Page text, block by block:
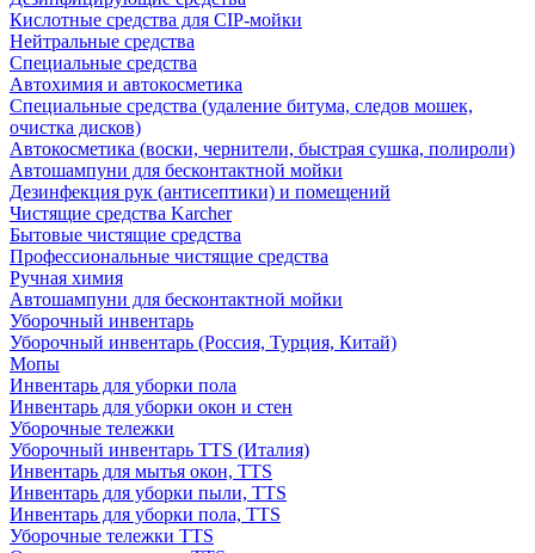
Кислотные средства для CIP-мойки
Нейтральные средства
Специальные средства
Автохимия и автокосметика
Специальные средства (удаление битума, следов мошек,
очистка дисков)
Автокосметика (воски, чернители, быстрая сушка, полироли)
Автошампуни для бесконтактной мойки
Дезинфекция рук (антисептики) и помещений
Чистящие средства Karcher
Бытовые чистящие средства
Профессиональные чистящие средства
Ручная химия
Автошампуни для бесконтактной мойки
Уборочный инвентарь
Уборочный инвентарь (Россия, Турция, Китай)
Мопы
Инвентарь для уборки пола
Инвентарь для уборки окон и стен
Уборочные тележки
Уборочный инвентарь TTS (Италия)
Инвентарь для мытья окон, TTS
Инвентарь для уборки пыли, TTS
Инвентарь для уборки пола, TTS
Уборочные тележки TTS